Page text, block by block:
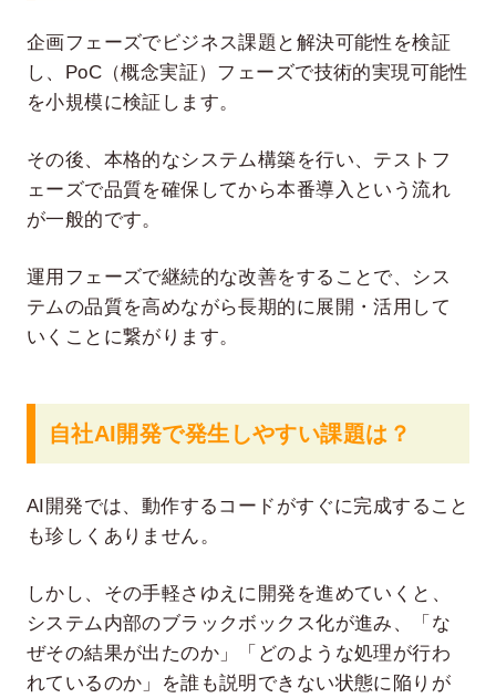
企画フェーズでビジネス課題と解決可能性を検証
し、PoC（概念実証）フェーズで技術的実現可能性
を小規模に検証します。
その後、本格的なシステム構築を行い、テストフ
ェーズで品質を確保してから本番導入という流れ
が一般的です。
運用フェーズで継続的な改善をすることで、シス
テムの品質を高めながら長期的に展開・活用して
いくことに繋がります。
自社AI開発で発生しやすい課題は？
AI開発では、動作するコードがすぐに完成すること
も珍しくありません。
しかし、その手軽さゆえに開発を進めていくと、
システム内部のブラックボックス化が進み、「な
ぜその結果が出たのか」「どのような処理が行わ
れているのか」を誰も説明できない状態に陥りが